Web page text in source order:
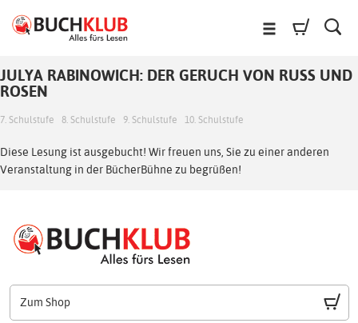
JULYA RABINOWICH: DER GERUCH VON RUSS UND R
OSEN
7. Schulstufe 8. Schulstufe 9. Schulstufe 10. Schulstufe
Diese Lesung ist ausgebucht! Wir freuen uns, Sie zu einer anderen
Veranstaltung in der BücherBühne zu begrüßen!
Zum Shop